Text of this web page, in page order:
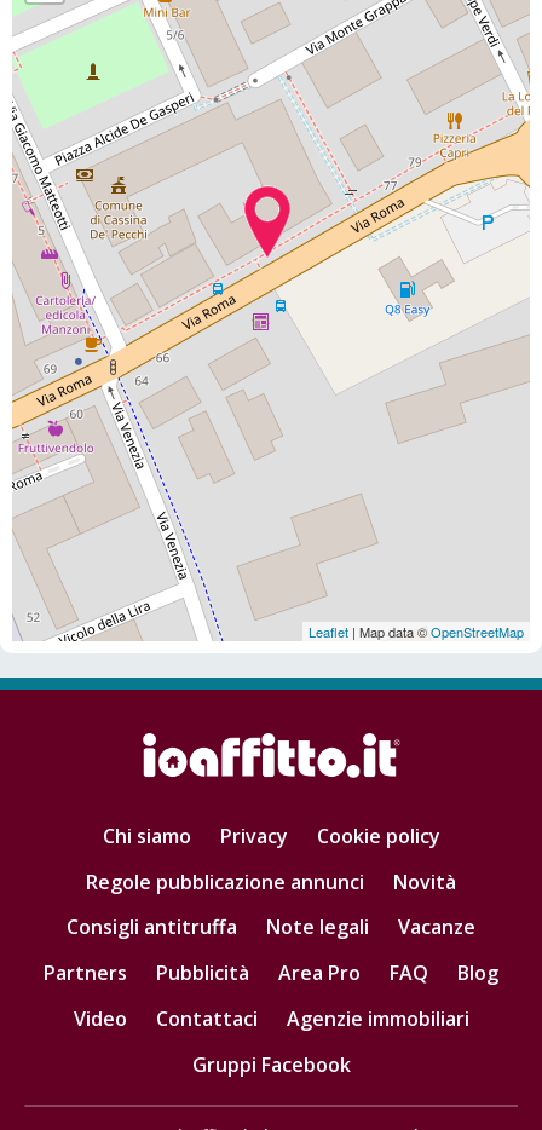
Leaflet | Map data ©OpenStreetMap
Chi siamo Privacy
Cookie policy
Regole pubblicazione annunci
Novità
Consigli antitruffa
Note legali
Vacanze
Partners
Pubblicità Area Pro FAQ
Blog
Video
Contattaci
Agenzie immobiliari
Gruppi Facebook